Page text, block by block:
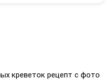
креветок рецепт с фото